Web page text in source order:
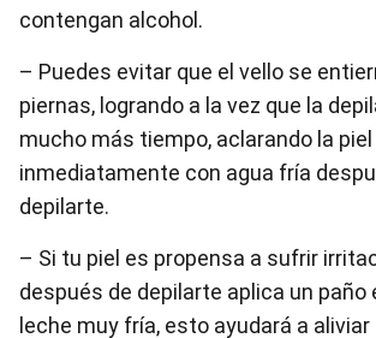
contengan alcohol.
– Puedes evitar que el vello se
piernas, logrando a la vez que la
mucho más tiempo, aclarando la piel
inmediatamente con agua fría
depilarte.
– Si tu piel es propensa a sufrir
después de depilarte aplica un paño
leche muy fría, esto ayudará a aliviar